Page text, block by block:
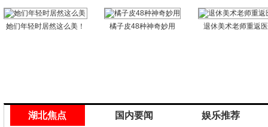
她们年轻时居然这么美！ 橘子皮48种神奇妙用 退休美术老师重返
湖北焦点 国内要闻 娱乐推荐